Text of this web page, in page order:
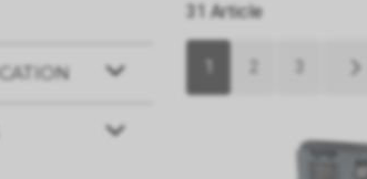
31 Article